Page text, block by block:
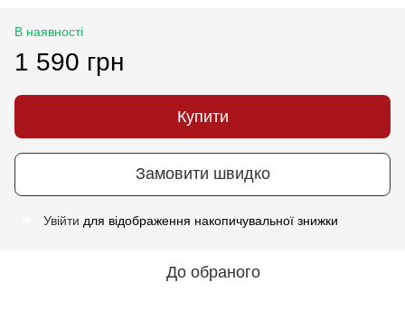
В наявності
1 590 грн
Купити
Замовити швидко
Увійти для відображення накопичувальної знижки
До обраного